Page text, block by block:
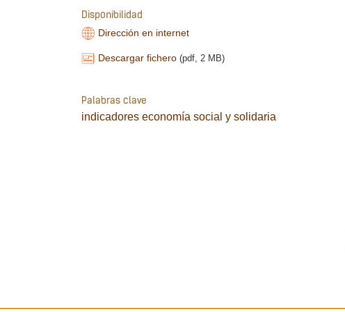
Disponibilidad
Dirección en internet
Descargar fichero (pdf, 2 MB)
Palabras clave
indicadores economía social y solidaria